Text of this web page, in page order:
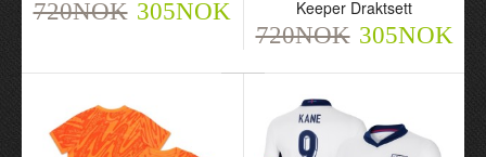
720NOK 305NOK
Keeper Draktsett
720NOK 305NOK